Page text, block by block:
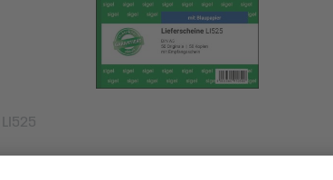
LI525